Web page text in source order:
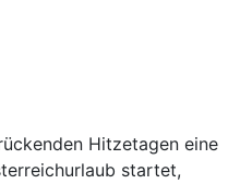
Hitzetagen eine
startet,